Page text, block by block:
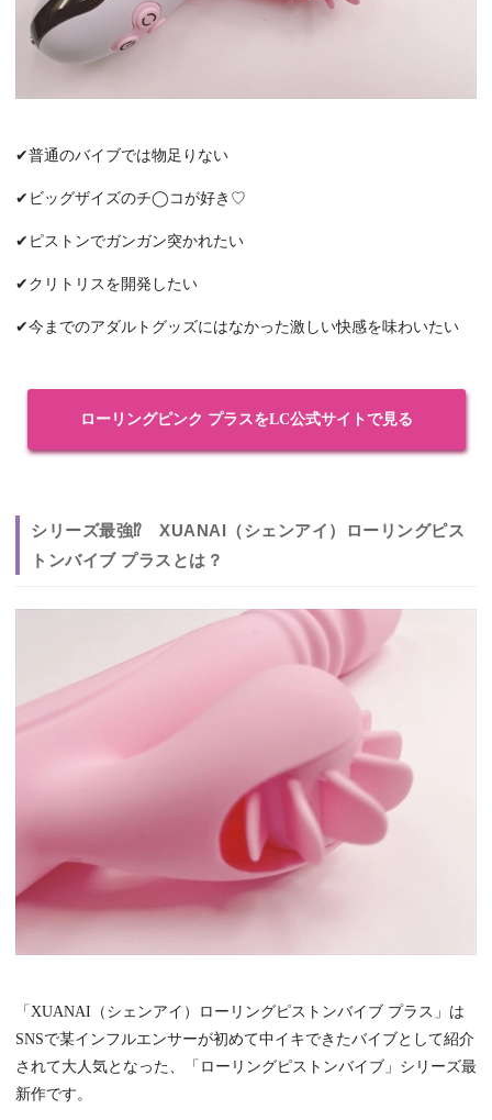
✔普通のバイブでは物足りない
✔ビッグザイズのチ◯コが好き♡
✔ピストンでガンガン突かれたい
✔クリトリスを開発したい
✔今までのアダルトグッズにはなかった激しい快感を味わいたい
ローリングピンク プラスをLC公式サイトで見る
シリーズ最強⁉ XUANAI（シェンアイ）ローリングピス
トンバイブ プラスとは？
「XUANAI（シェンアイ）ローリングピストンバイブ プラス」は
SNSで某インフルエンサーが初めて中イキできたバイブとして紹介
されて大人気となった、「ローリングピストンバイブ」シリーズ最
新作です。